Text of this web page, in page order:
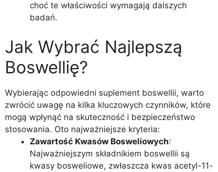
choć te właściwości wymagają dalszych
badań.
Jak Wybrać Najlepszą
Boswellię?
Wybierając odpowiedni suplement boswellii, warto
zwrócić uwagę na kilka kluczowych czynników, które
mogą wpłynąć na skuteczność i bezpieczeństwo
stosowania. Oto najważniejsze kryteria:
Zawartość Kwasów Bosweliowych:
Najważniejszym składnikiem boswellii są
kwasy bosweliowe, zwłaszcza kwas acetyl-11-